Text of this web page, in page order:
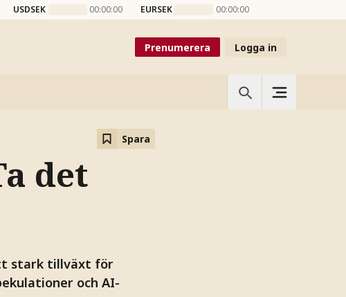
USDSEK 00:00:00 EURSEK 00:00:00
Prenumerera Logga in
Spara
det
stark tillväxt för
och AI-